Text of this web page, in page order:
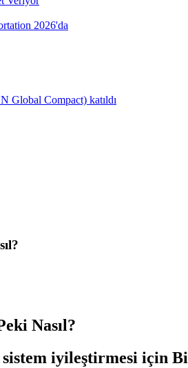
2026'da
Global Compact) katıldı
Nasıl?
iyileştirmesi için